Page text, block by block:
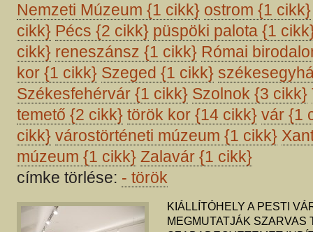
Nemzeti Múzeum {1 cikk} ostrom {1 cikk}
cikk} Pécs {2 cikk} püspöki palota {1
cikk} reneszánsz {1 cikk} Római
kor {1 cikk} Szeged {1 cikk}
Székesfehérvár {1 cikk} Szolnok {3 cikk}
temető {2 cikk} török kor {14 cikk} vár {1
cikk} várostörténeti múzeum {1 cikk}
múzeum {1 cikk} Zalavár {1 cikk}
címke törlése: - török
KIÁLLÍTÓHELY A PESTI
MEGMUTATJÁK SZARVAS